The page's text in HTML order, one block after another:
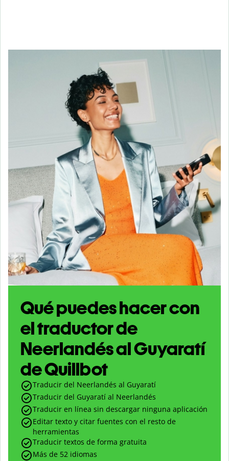
Qué puedes hacer con
el traductor de
Neerlandés al Guyaratí
de Quillbot
Traducir del Neerlandés al Guyaratí
Traducir del Guyaratí al Neerlandés
Traducir en línea sin descargar ninguna aplicación
Editar texto y citar fuentes con el resto de
herramientas
Traducir textos de forma gratuita
Más de 52 idiomas